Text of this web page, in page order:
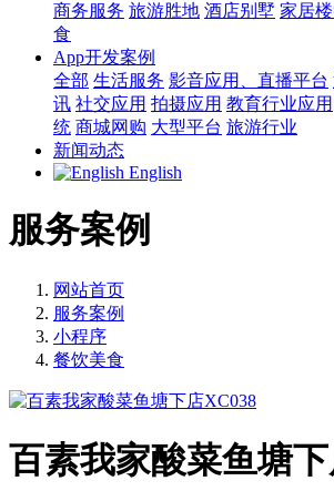
商务服务 旅游胜地 酒店别墅 家居
食
App开发案例
全部 生活服务 影音应用、直播平台
讯 社交应用 拍摄应用 教育行业应用
统 商城网购 大型平台 旅游行业
新闻动态
English
服务案例
网站首页
服务案例
小程序
餐饮美食
百素我家酸菜鱼塘